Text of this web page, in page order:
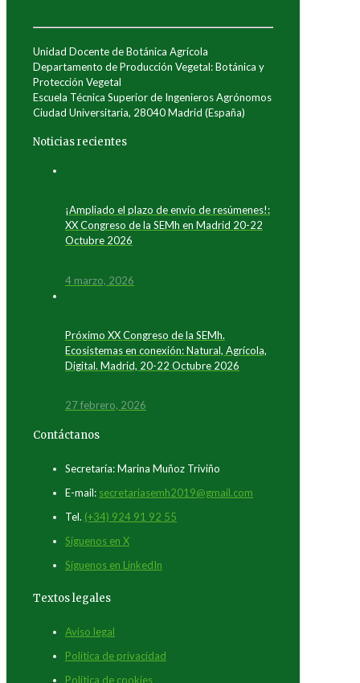
Unidad Docente de Botánica Agrícola
Departamento de Producción Vegetal: Botánica y
Protección Vegetal
Escuela Técnica Superior de Ingenieros Agrónomos
Ciudad Universitaria, 28040 Madrid (España)
Noticias recientes
¡Ampliado el plazo de envío de resúmenes!:
XX Congreso de la SEMh en Madrid 20-22
Octubre 2026
4 marzo, 2026
Próximo XX Congreso de la SEMh.
Ecosistemas en conexión: Natural, Agrícola,
Digital. Madrid, 20-22 Octubre 2026
27 febrero, 2026
Contáctanos
Secretaría: Marina Muñoz Triviño
E-mail: secretariasemh2019@gmail.com
Tel. (+34) 924 91 92 55
Síguenos en X
Síguenos en LinkedIn
Textos legales
Aviso legal
Política de privacidad
Política de cookies